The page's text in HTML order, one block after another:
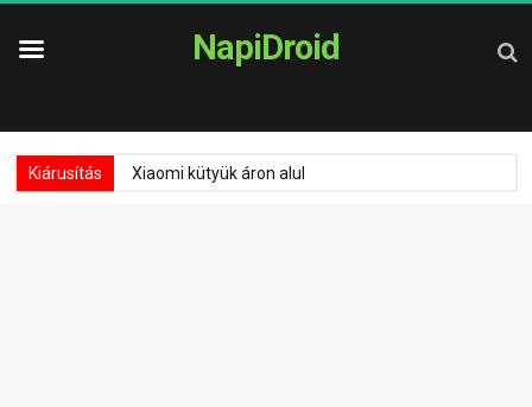
NapiDroid
Kiárusítás Xiaomi kütyük áron alul